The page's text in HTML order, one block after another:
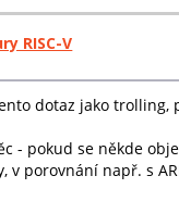
RISC-V
dotaz jako
- pokud se někde
v porovnání např. s